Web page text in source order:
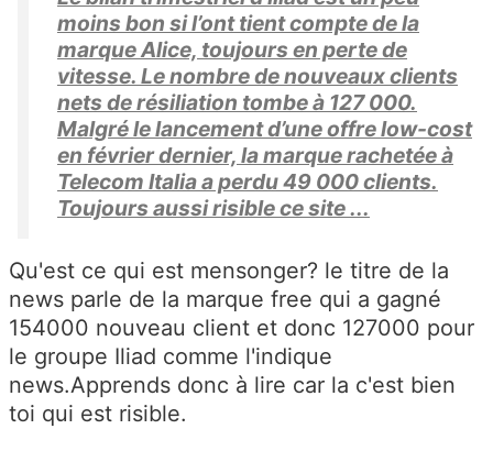
moins bon si l’ont tient compte de la
marque Alice, toujours en perte de
vitesse. Le nombre de nouveaux clients
nets de résiliation tombe à 127 000.
Malgré le lancement d’une offre low-cost
en février dernier, la marque rachetée à
Telecom Italia a perdu 49 000 clients.
Toujours aussi risible ce site ...
Qu'est ce qui est mensonger? le titre de la
news parle de la marque free qui a gagné
154000 nouveau client et donc 127000 pour
le groupe Iliad comme l'indique
news.Apprends donc à lire car la c'est bien
toi qui est risible.